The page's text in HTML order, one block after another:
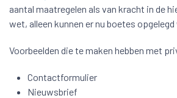
aantal maatregelen als van kracht in de
wet, alleen kunnen er nu boetes
Voorbeelden die te maken hebben met
Contactformulier
Nieuwsbrief